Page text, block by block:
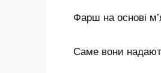
Фарш на основі
Саме вони